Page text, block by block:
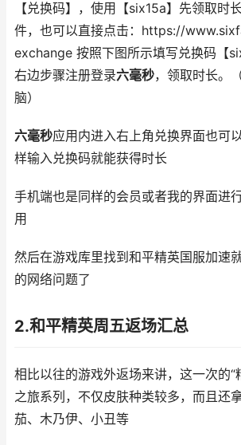
【兑换码】，使用【six15a】先领取时
件，也可以直接点击：https://
exchange 按照下图所示填写兑换码【
右边步骤注册登录六毫秒，领取时长。
脑）
六毫秒应用内进入右上角兑换界面也可
样输入兑换码就能获得时长
手机端也是同样的会员或者我的界面进
用
然后在游戏库里找到和平精英国服加速
的网络问题了
2.和平精英周五返场汇总
相比以往的游戏外返场来讲，这一次的“
之旅系列，不仅皮肤种类较多，而且还
茄、木乃伊、小丑等